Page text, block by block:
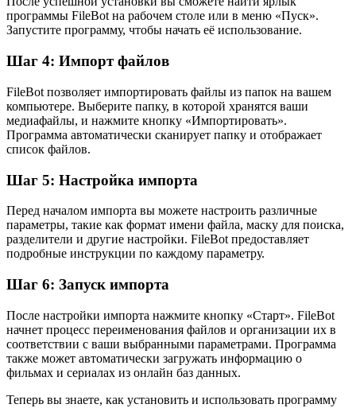
программы FileBot на рабочем столе или в меню «Пуск».
Запустите программу, чтобы начать её использование.
Шаг 4: Импорт файлов
FileBot позволяет импортировать файлы из папок на вашем
компьютере. Выберите папку, в которой хранятся ваши
медиафайлы, и нажмите кнопку «Импортировать».
Программа автоматически сканирует папку и отображает
список файлов.
Шаг 5: Настройка импорта
Перед началом импорта вы можете настроить различные
параметры, такие как формат имени файла, маску для поиска,
разделители и другие настройки. FileBot предоставляет
подробные инструкции по каждому параметру.
Шаг 6: Запуск импорта
После настройки импорта нажмите кнопку «Старт». FileBot
начнет процесс переименования файлов и организации их в
соответствии с ваши выбранными параметрами. Программа
также может автоматически загружать информацию о
фильмах и сериалах из онлайн баз данных.
Теперь вы знаете, как установить и использовать программу